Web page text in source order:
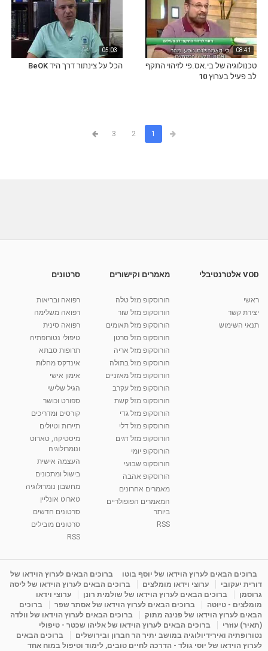
08:41
טכנולוגיה של בי.אס.פי לזיהוי התקף
לב פעיל בערוץ 10
05:03
הכל על צינתור דרך היד BeOK
1
2
3
VOD אלטרנטיבלי
ראשי
יצירת קשר
תנאי השימוש
מאמרים וקישורים
הורוסקופ מזל טלה
הורוסקופ מזל שור
הורוסקופ מזל תאומים
הורוסקופ מזל סרטן
הורוסקופ מזל אריה
הורוסקופ מזל בתולה
הורוסקופ מזל מאזניים
הורוסקופ מזל עקרב
הורוסקופ מזל קשת
הורוסקופ מזל גדי
הורוסקופ מזל דלי
הורוסקופ מזל דגים
הורוסקופ יומי
הורוסקופ שבועי
הורוסקופ אהבה
מאמרים אחרונים
המאמרים הפופולריים
ביותר
RSS
סרטונים
רפואה ובריאות
רפואה משלימה
רפואה סינית
טיפולי נטורופתיה
תרופות סבתא
אינדקס מחלות
אימון אישי
הגיל שלישי
ספורט וכושר
קורסים ומדריכים
תיירות וטיולים
מיסטיקה, טארוט
ונומרולוגיה
העצמה אישית
בישול ומתכונים
מחשבון נומרולוגיה
טארוט אונליין
סרטונים חדשים
סרטונים מובילים
RSS
ברוכים הבאים לערוץ הוידאו של יוסף בוטו
ברוכים הבאים לערוץ הוידאו של
דורית יעקובי
ערוצי וידאו מומלצים
ברוכים הבאים לערוץ הוידאו של ליסה
גרוסמן
ברוכים הבאים לערוץ הוידאו של שולמית רונן
ערוצי וידאו
מומלצים - טיוטה
ברוכים הבאים לערוץ הוידאו של אסתר שפר
ברוכים
הבאים לערוץ הוידאו של פנינה מתוק
ברוכים הבאים לערוץ הוידאו של וולדה
(תאיר) עוזרי
ברוכים הבאים לערוץ הוידאו של אליהו שכטר - טיפולי
נטורופתיה ואירידיולוגיה במושב יתיר הר חברון ובירושלים
ברוכים הבאים
לערוץ הוידאו של יוסי גולד - הדרכה לחיים טובים, לימוד וטיפול במוח אחד